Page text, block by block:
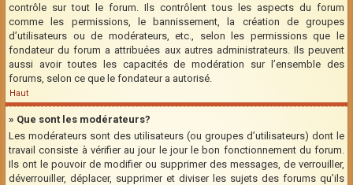
contrôle sur tout le forum. Ils contrôlent tous les aspects du forum
comme les permissions, le bannissement, la création de groupes
d’utilisateurs ou de modérateurs, etc., selon les permissions que le
fondateur du forum a attribuées aux autres administrateurs. Ils peuvent
aussi avoir toutes les capacités de modération sur l’ensemble des
forums, selon ce que le fondateur a autorisé.
Haut
» Que sont les modérateurs?
Les modérateurs sont des utilisateurs (ou groupes d’utilisateurs) dont le
travail consiste à vérifier au jour le jour le bon fonctionnement du forum.
Ils ont le pouvoir de modifier ou supprimer des messages, de verrouiller,
déverrouiller, déplacer, supprimer et diviser les sujets des forums qu’ils